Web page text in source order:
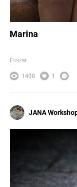
Marina
Ékszer
1400 1
JANA